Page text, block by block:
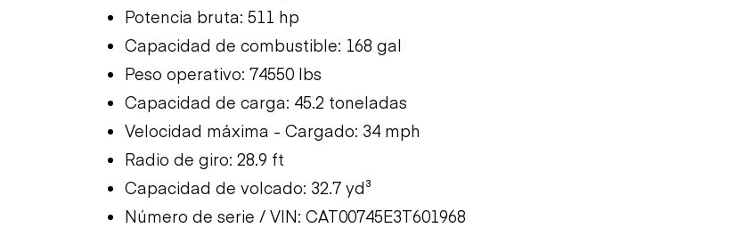
Potencia bruta: 511 hp
Capacidad de combustible: 168 gal
Peso operativo: 74550 lbs
Capacidad de carga: 45.2 toneladas
Velocidad máxima - Cargado: 34 mph
Radio de giro: 28.9 ft
Capacidad de volcado: 32.7 yd³
Número de serie / VIN: CAT00745E3T601968